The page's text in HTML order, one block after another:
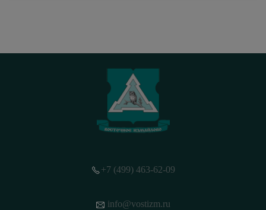
+7 (499) 463-62-09
info@vostizm.ru